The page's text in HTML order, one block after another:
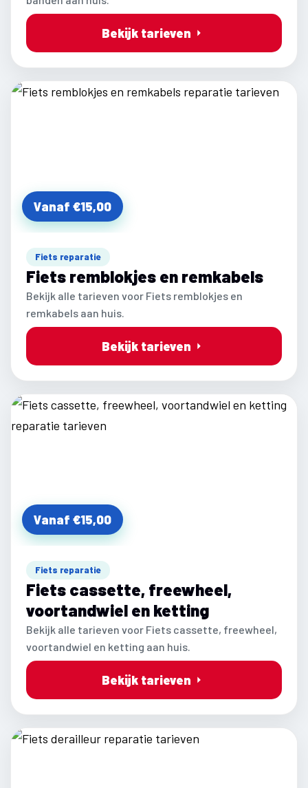
Bekijk tarieven
Vanaf €15,00
Fiets reparatie
Fiets remblokjes en remkabels
Bekijk alle tarieven voor Fiets remblokjes en
remkabels aan huis.
Bekijk tarieven
Vanaf €15,00
Fiets reparatie
Fiets cassette, freewheel,
voortandwiel en ketting
Bekijk alle tarieven voor Fiets cassette, freewheel,
voortandwiel en ketting aan huis.
Bekijk tarieven